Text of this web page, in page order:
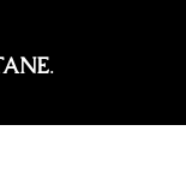
.